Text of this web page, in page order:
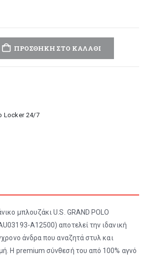
ΠΡΟΣΘΉΚΗ ΣΤΟ ΚΑΛΆΘΙ
Locker 24/7
μπλουζάκι U.S. GRAND POLO
A12500) αποτελεί την ιδανική
άνδρα που αναζητά στυλ και
Η premium σύνθεσή του από 100% αγνό